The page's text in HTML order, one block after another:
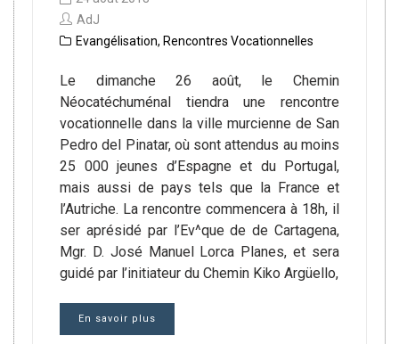
AdJ
Evangélisation, Rencontres Vocationnelles
Le dimanche 26 août, le Chemin
Néocatéchuménal tiendra une rencontre
vocationnelle dans la ville murcienne de San
Pedro del Pinatar, où sont attendus au moins
25 000 jeunes d’Espagne et du Portugal,
mais aussi de pays tels que la France et
l’Autriche. La rencontre commencera à 18h, il
ser aprésidé par l’Ev^que de de Cartagena,
Mgr. D. José Manuel Lorca Planes, et sera
guidé par l’initiateur du Chemin Kiko Argüello,
En savoir plus